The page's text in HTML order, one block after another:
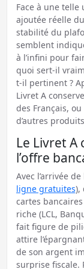
Face à une
ajoutée réelle
stabilité du
semblent
à l’infini pour
quoi sert-il
t-il pertinent ?
Livret A
des Français,
d’autres
Le Livret
l’offre
Avec l’arrivée
ligne gratuites),
cartes
riche (LCL,
fait figure de
attire
de son argent
surprise fiscale.